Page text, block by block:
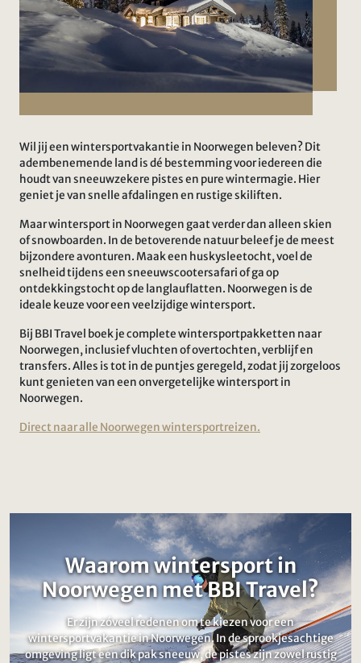
Wil jij een wintersportvakantie in Noorwegen beleven? Dit
adembenemende land is dé bestemming voor iedereen die
houdt van sneeuwzekere pistes en pure wintermagie. Hier
geniet je van snelle afdalingen en rustige skiliften.
Maar wintersport in Noorwegen gaat verder dan alleen skien
of snowboarden. In de betoverende natuur beleef je de meest
bijzondere avonturen. Maak een huskysleetocht, voel de
snelheid tijdens een sneeuwscootersafari of ga op
ontdekkingstocht op de langlauflatten. Noorwegen is de
ideale keuze voor een veelzijdige wintersport.
Bij BBI Travel boek je complete wintersportpakketten naar
Noorwegen, inclusief vluchten of overtochten, verblijf en
transfers. Alles is tot in de puntjes geregeld, zodat jij zorgeloos
kunt genieten van een onvergetelijke wintersport in
Noorwegen.
Direct naar alle Noorwegen wintersportreizen.
Waarom wintersport in
Noorwegen met BBI Travel?
Er zijn zóveel redenen om te kiezen voor een
wintersportvakantie in Noorwegen. In de sprookjesachtige
omgeving ligt een dik pak sneeuw, de pistes zijn zowel rustig